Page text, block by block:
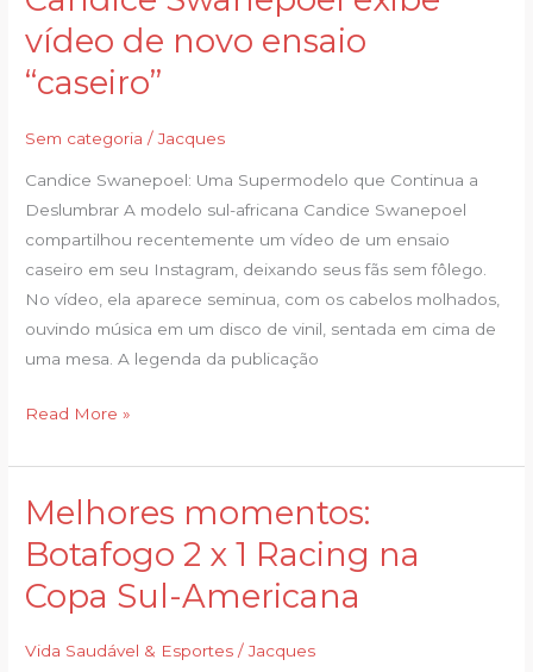
vídeo de novo ensaio
“caseiro”
Sem categoria /Jacques
Candice Swanepoel: Uma Supermodelo que Continua a
Deslumbrar A modelo sul-africana Candice Swanepoel
compartilhou recentemente um vídeo de um ensaio
caseiro em seu Instagram, deixando seus fãs sem fôlego.
No vídeo, ela aparece seminua, com os cabelos molhados,
ouvindo música em um disco de vinil, sentada em cima de
uma mesa. A legenda da publicação
exibe
vídeo
novo
ensaio
“caseiro”
Read More »
Melhores momentos:
Botafogo 2 x 1 Racing na
Copa Sul-Americana
Vida Saudável & Esportes /Jacques
Melhores
Botafogo
2
1